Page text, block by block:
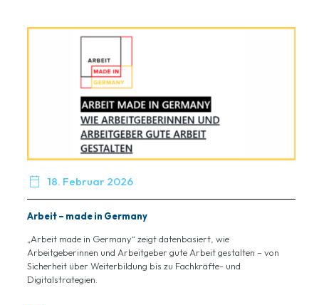
 18. Februar 2026
Arbeit – made in Germany
„Arbeit made in Germany“ zeigt datenbasiert, wie
Arbeitgeberinnen und Arbeitgeber gute Arbeit gestalten – von
Sicherheit über Weiterbildung bis zu Fachkräfte- und
Digitalstrategien.